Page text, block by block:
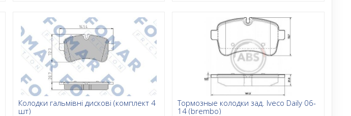
Колодки гальмівні дискові (комплект 4
шт)
Тормозные колодки зад. Iveco Daily 06-
14 (brembo)